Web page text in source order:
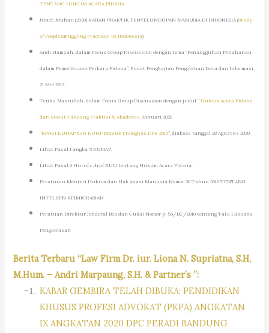
TENTANG HUKUM ACARA PIDANA
Junef, Muhar. (2020) KAJIAN PRAKTIK PENYELUNDUPAN MANUSIA DI INDONESIA (Study
of People Smuggling Practices in Indonesia)
Andi Hamzah, dalam Focus Group Discussion dengan tema “Penangguhan Penahanan
dalam Pemeriksaan Perkara Pidana”, Pusat Pengkajian Pengolahan Data dan Informasi,
21 Mei 2013.
Teuku Nasrullah, dalam Focus Group Discussion dengan judul ”Hukum Acara Pidana
dari Sudut Pandang Praktisi & Akademis, Januari 2020
“Revisi KUHAP dan KUHP Masuk Prolegnas DPR 2013“, diakses tanggal 28 Agustus 2020
Lihat Pasal 1 angka 5 KUHAP.
Lihat Pasal 6 Huruf c draf RUU tentang Hukum Acara Pidana.
Peraturan Menteri Hukum dan Hak Asasi Manusia Nomor 30 Tahun 2016 TENTANG
INTELIJEN KEIMIGRASIAN
Peratuan Direktur Jenderal Bea dan Cukai Nomor p-53/BC/2010 tentang Tata Laksana
Pengawasan
Berita Terbaru “Law Firm Dr. iur. Liona N. Supriatna, S.H,
M.Hum. – Andri Marpaung, S.H. & Partner’s ”:
KABAR GEMBIRA TELAH DIBUKA: PENDIDIKAN
KHUSUS PROFESI ADVOKAT (PKPA) ANGKATAN
IX ANGKATAN 2020 DPC PERADI BANDUNG